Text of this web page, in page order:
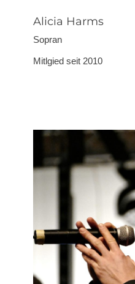
Alicia Harms
Sopran
Mitlgied seit 2010